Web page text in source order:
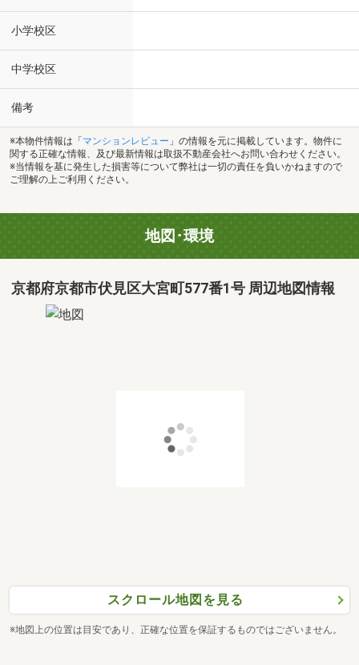
小学校区
中学校区
備考
※本物件情報は「 マンションレビュー 」の情報を元に掲載しています。物件に
関する正確な情報、及び最新情報は取扱不動産会社へお問い合わせください。
※当情報を基に発生した損害等について弊社は一切の責任を負いかねますので
ご理解の上ご利用ください。
地図･環境
京都府京都市伏見区大宮町577番1号 周辺地図情報
スクロール地図を見る
※地図上の位置は目安であり、正確な位置を保証するものではございません。